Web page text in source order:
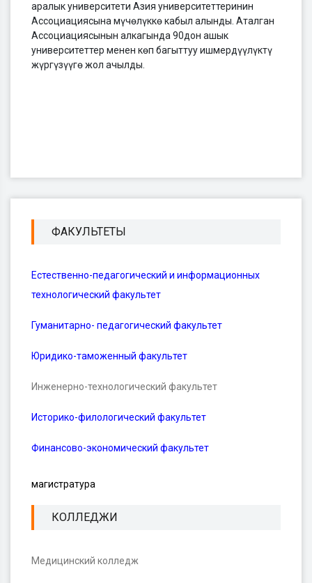
аралык университети Азия университеттеринин
Ассоциациясына мүчөлүккө кабыл алынды. Аталган
Ассоциациясынын алкагында 90дон ашык
университеттер менен көп багыттуу ишмердүүлүктү
жүргүзүүгө жол ачылды.
ФАКУЛЬТЕТЫ
Естественно-педагогический и информационных
технологический факультет
Гуманитарно- педагогический факультет
Юридико-таможенный факультет
Инженерно-технологический факультет
Историко-филологический факультет
Финансово-экономический факультет
магистратура
КОЛЛЕДЖИ
Медицинский колледж